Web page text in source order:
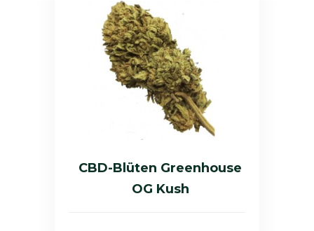
CBD-Blüten Greenhouse
OG Kush